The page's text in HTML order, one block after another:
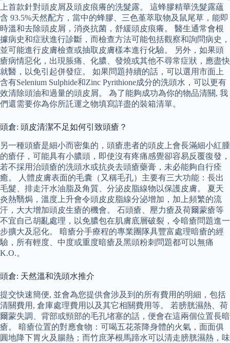
上首款針對頭皮屑及頭皮痕癢的洗髮露。 這蜂膠精華洗髮露蘊
含 93.5%天然配方，當中的蜂膠、三色堇萃取物及鼠尾草，能即
時溫和去除頭皮屑，消炎抗菌，舒緩頭皮痕癢。 醫生通常會根
據病史和症狀進行診斷，而檢查方法可能包括觀察和詢問病史，
並可能進行皮膚檢查或抽取皮膚樣本進行化驗。 另外，如果頭
瘡病情惡化，出現脹痛、化膿、發燒或其他不尋常症狀，應盡快
就醫，以免引起併發症。 如果問題持續的話，可以選用市面上
含有Selenium Sulphide和Zinc Pyrithione成分的洗頭水，可以更有
效清除頭油和過量的頭皮屑。 為了能夠成功為你的物品清關, 我
們還需要你為你所託運之物填寫詳盡的裝箱清單。
頭倉: 頭皮清潔不足如何引致頭瘡？
另一種頭瘡是細小而密集的，頭瘡患者的頭皮上會長滿細小紅腫
的瘡仔，可能具有小膿頭，即使沒有疼痛感覺卻容易反覆復發，
若不採用治頭瘡的洗頭水或抗炎去頭瘡藥膏，未必能夠自行痊
癒。 人體皮膚表面的毛囊（又稱毛孔）主要有三大功能：長出
毛髮、排走汗水油脂及角質、分泌皮脂線物以保護皮膚。 夏天
炎熱翳焗，溫度上升會令頭皮皮脂線分泌增加，加上頻繁的流
汗，大大增加頭皮生瘡的機會。 石頭瘡、壓力瘡及荷爾蒙瘡等
不宜自己胡亂處理，以免膿包在肌膚底層破裂，令暗瘡問題進一
步擴大及惡化。 暗瘡分手療程的專業團隊具豐富處理暗瘡的經
驗，所有輕度、中度或重度暗瘡及黑頭粉刺問題都可以無痛
K.O.。
頭倉: 天然溫和洗頭水推介
提交快速簡便, 並會為您提供會涉及到的所有費用的明細，包括
清關費用, 倉庫處理費用以及其它相關費用等。 若膀胱濕熱、荷
爾蒙失調、背部或頸部的毛孔堵塞的話，便會在這兩個位置長暗
瘡。 暗瘡位置的對應食物：可喝五花茶降身體的火氣，面面俱
圓地降下胃火及腸熱；而竹庶茅根馬蹄水可以清走膀胱濕熱，味